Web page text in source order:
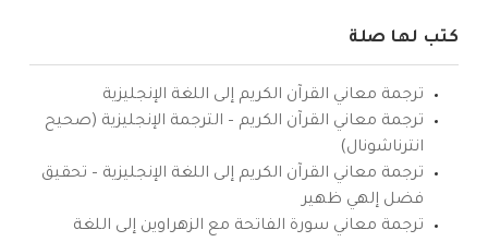
كتب لها صلة
ترجمة معاني القرآن الكريم إلى اللغة الإنجليزية
ترجمة معاني القرآن الكريم – الترجمة الإنجليزية (صحيح
انترناشونال)
ترجمة معاني القرآن الكريم إلى اللغة الإنجليزية – تحقيق
فضل إلهي ظهير
ترجمة معاني سورة الفاتحة مع الزهراوين إلى اللغة